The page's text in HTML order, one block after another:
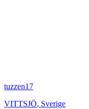
tuzzen17
VITTSJÖ, Sverige